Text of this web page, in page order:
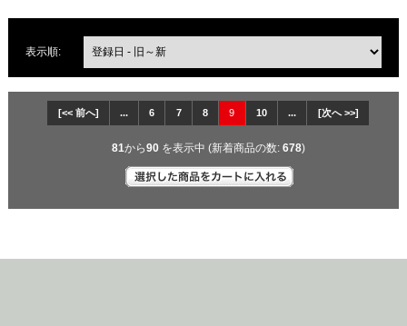
表示順:
[<< 前へ] ... 6 7 8 9 10 ... [次へ >>]
81から90を表示中 (新着商品の数: 678)